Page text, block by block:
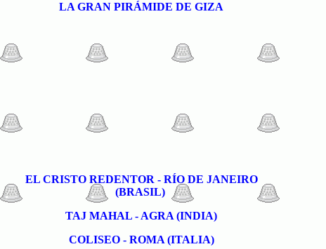
LA GRAN PIRÁMIDE DE GIZA
EL CRISTO REDENTOR - RÍO DE JANEIRO
(BRASIL)
TAJ MAHAL - AGRA (INDIA)
COLISEO - ROMA (ITALIA)